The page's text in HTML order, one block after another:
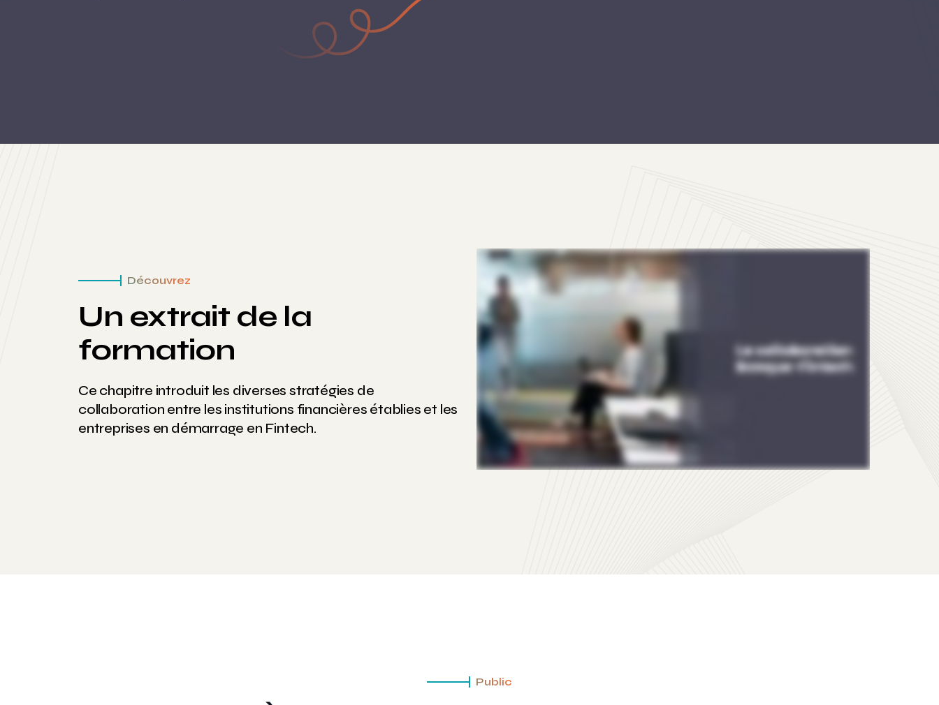
Découvrez
Un extrait de la
formation
Ce chapitre introduit les diverses stratégies de
collaboration entre les institutions financières établies et les
entreprises en démarrage en Fintech.
Public